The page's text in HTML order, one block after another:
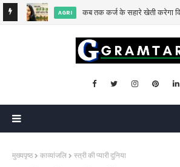
AGRI कब तक कर्ज के सहारे खेती करेगा
मुख्यपृष्ठ काव्यांजलि स्त्री की प्यारी दुनिया